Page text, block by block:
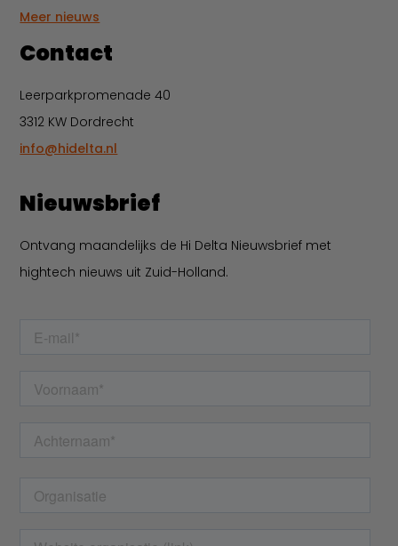
Meer nieuws
Contact
Leerparkpromenade 40
3312 KW Dordrecht
info@hidelta.nl
Nieuwsbrief
Ontvang maandelijks de Hi Delta Nieuwsbrief met
hightech nieuws uit Zuid-Holland.